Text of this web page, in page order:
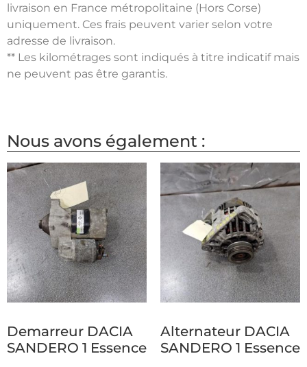
livraison en France métropolitaine (Hors Corse)
uniquement. Ces frais peuvent varier selon votre
adresse de livraison.
** Les kilométrages sont indiqués à titre indicatif mais
ne peuvent pas être garantis.
Nous avons également :
Demarreur DACIA
SANDERO 1 Essence
Alternateur DACIA
SANDERO 1 Essence